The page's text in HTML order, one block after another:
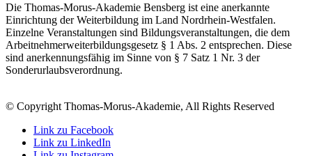
Die Thomas-Morus-Akademie Bensberg ist eine anerkannte
Einrichtung der Weiterbildung im Land Nordrhein-Westfalen.
Einzelne Veranstaltungen sind Bildungsveranstaltungen, die dem
Arbeitnehmerweiterbildungsgesetz § 1 Abs. 2 entsprechen. Diese
sind anerkennungsfähig im Sinne von § 7 Satz 1 Nr. 3 der
Sonderurlaubsverordnung.
© Copyright Thomas-Morus-Akademie, All Rights Reserved
Link zu Facebook
Link zu LinkedIn